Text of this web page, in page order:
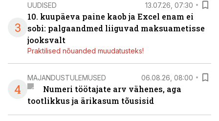
3
UUDISED 13.07.26, 07:30
10. kuupäeva paine kaob ja Excel enam ei
sobi: palgaandmed liiguvad maksuametisse
jooksvalt
Praktilised nõuanded muudatusteks!
4
MAJANDUSTULEMUSED 06.08.26, 08:00
Numeri töötajate arv vähenes, aga
tootlikkus ja ärikasum tõusisid